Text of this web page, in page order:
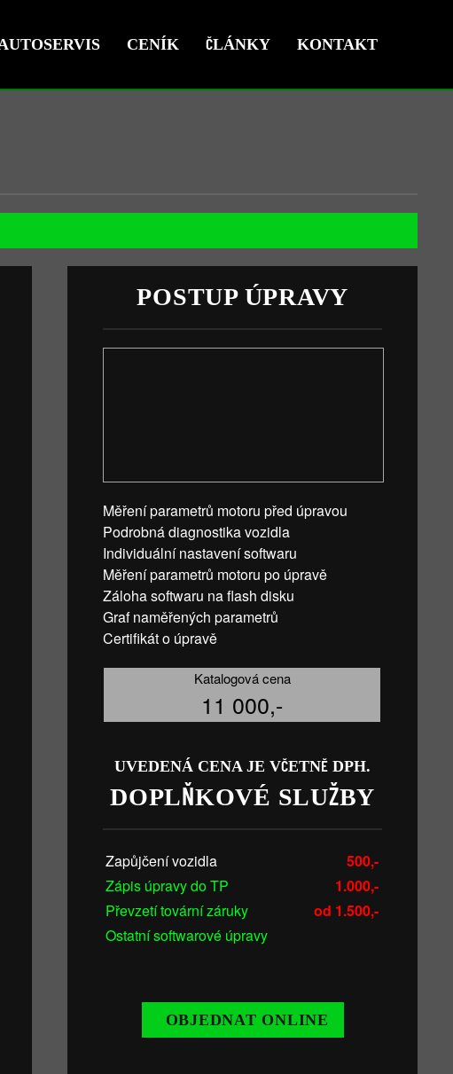
CENÍK ČLÁNKY KONTAKT
POSTUP ÚPRAVY
Měření parametrů motoru před úpravou
Podrobná diagnostika vozidla
Individuální nastavení softwaru
Měření parametrů motoru po úpravě
Záloha softwaru na flash disku
Graf naměřených parametrů
Certifikát o úpravě
Katalogová cena
11 000,-
UVEDENÁ CENA JE VČETNĚ DPH.
DOPLŇKOVÉ SLUŽBY
Zapůjčení vozidla
500,-
Zápis úpravy do TP
1.000,-
Převzetí tovární záruky
od 1.500,-
Ostatní softwarové úpravy
OBJEDNAT ONLINE